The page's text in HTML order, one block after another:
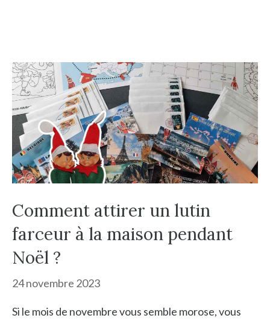
Comment attirer un lutin
farceur à la maison pendant
Noël ?
24 novembre 2023
Si le mois de novembre vous semble morose, vous